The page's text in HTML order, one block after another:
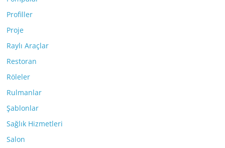
Profiller
Proje
Raylı Araçlar
Restoran
Röleler
Rulmanlar
Şablonlar
Sağlık Hizmetleri
Salon